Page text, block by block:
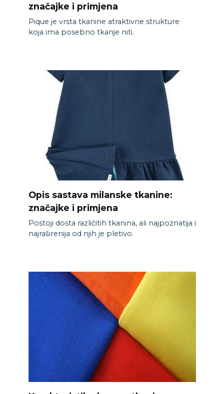
značajke i primjena
Pique je vrsta tkanine atraktivne strukture
koja ima posebno tkanje niti.
Opis sastava milanske tkanine:
značajke i primjena
Postoji dosta različitih tkanina, ali najpoznatija i
najraširenija od njih je pletivo.